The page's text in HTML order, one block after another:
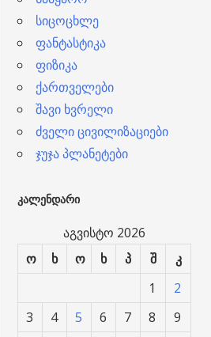
სიცოცხლე
ფანტასტიკა
ფიზიკა
ქართველები
შავი ხვრელი
ძველი ცივილიზაციები
ჯუჯა პლანეტები
ᲙᲐᲚᲔᲜᲓᲐᲠᲘ
აგვისტო 2026
ო
ხ ო ხ პ შ კ
1
2
3
4 5 6 7 8
9